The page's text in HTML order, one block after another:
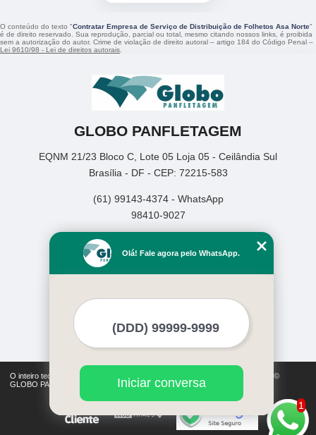
O conteúdo do texto "Contratar Empresa de Serviço de Distribuição de Folhetos Asa Norte"
é de direito reservado. Sua reprodução, parcial ou total, mesmo citando nossos links, é proibida
sem a autorização do autor. Crime de violação de direito autoral – artigo 184 do Código Penal –
Lei 9610/98 - Lei de direitos autorais
GLOBO PANFLETAGEM
EQNM 21/23 Bloco C, Lote 05 Loja 05 - Ceilândia Sul
Brasília - DF - CEP: 72215-583
(61) 99143-4374 - WhatsApp
98410-9027
Empresa
Missão
Mapa do site
O inteiro teor deste site está sujeito à proteção de direitos autorais. Copyright©
GLOBO PANFLETAGEM (Lei 9610 de 19/02/1998)
1
Olá! Fale agora pelo WhatsApp.
Iniciar conversa